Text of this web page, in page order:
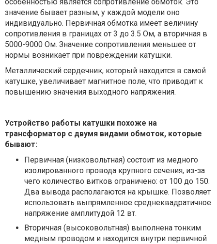
значение бывает разным, у каждой модели оно
индивидуально. Первичная обмотка имеет величину
сопротивления в границах от 3 до 3.5 Ом, а вторичная в
5000-9000 Ом. Значение сопротивления меньшее от
нормы возникает при повреждении катушки.
Металлический сердечник, который находится в самой
катушке, увеличивает магнитное поле, что приводит к
повышению значения выходного напряжения.
Устройство работы катушки похоже на
трансформатор с двумя видами обмоток, которые
бывают:
Первичная (низковольтная) состоит из медного
изолированного провода крупного сечения, из-за
чего количество витков ограничено: от 100 до 150.
Два вывода располагаются на крышке. Позволяет
использовать выпрямленное среднеквадратичное
напряжение амплитудой 12 вт.
Вторичная (высоковольтная) выполнена тонким
медным проводом и находится внутри первичной